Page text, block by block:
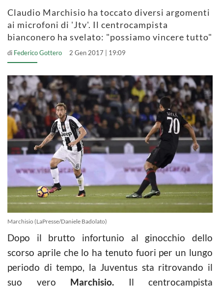
Claudio Marchisio ha toccato diversi argomenti
ai microfoni di 'Jtv'. Il centrocampista
bianconero ha svelato: "possiamo vincere tutto"
di Federico Gottero 2 Gen 2017 | 19:09
Marchisio (LaPresse/Daniele Badolato)
Dopo il brutto infortunio al ginocchio dello
scorso aprile che lo ha tenuto fuori per un lungo
periodo di tempo, la Juventus sta ritrovando il
suo vero Marchisio. Il centrocampista